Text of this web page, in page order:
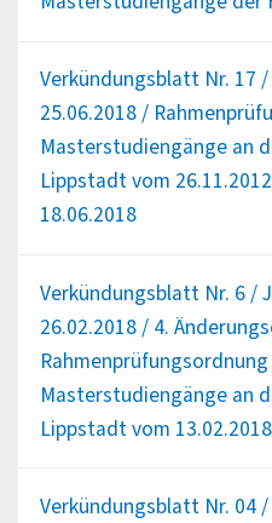
Verkündungsblatt Nr. 17
25.06.2018 /
Masterstudiengänge an
Lippstadt vom
18.06.2018
Verkündungsblatt Nr. 6 /
26.02.2018 / 4.
Masterstudiengänge an
Lippstadt vom 13.02.2018
Verkündungsblatt Nr. 04